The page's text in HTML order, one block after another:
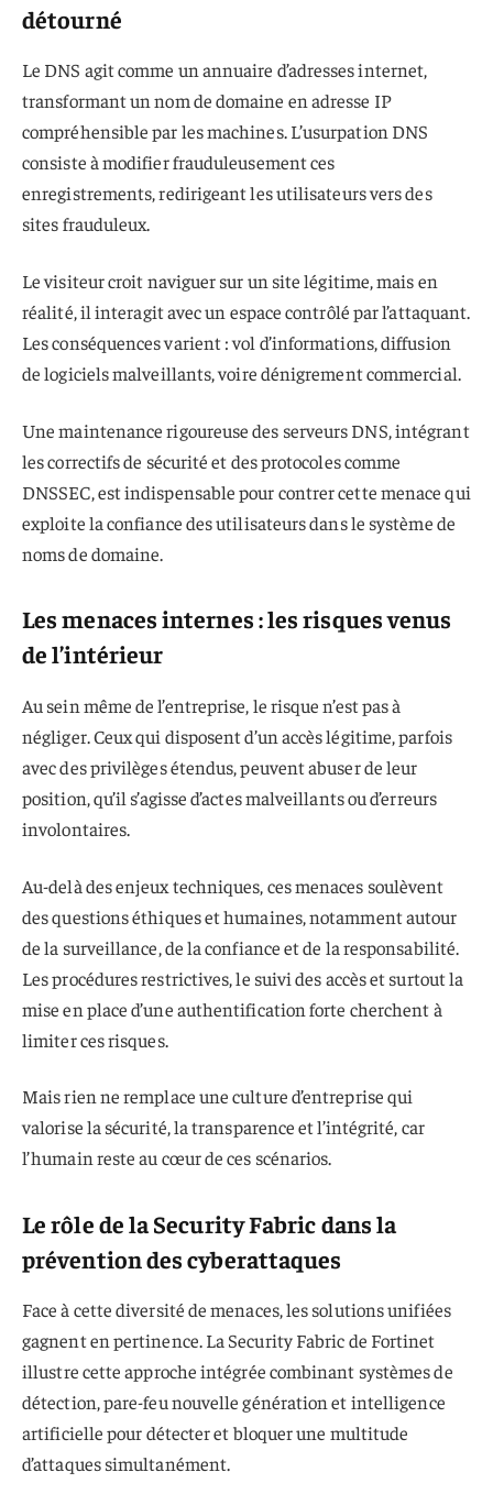
détourné
Le DNS agit comme un annuaire d’adresses internet,
transformant un nom de domaine en adresse IP
compréhensible par les machines. L’usurpation DNS
consiste à modifier frauduleusement ces
enregistrements, redirigeant les utilisateurs vers des
sites frauduleux.
Le visiteur croit naviguer sur un site légitime, mais en
réalité, il interagit avec un espace contrôlé par l’attaquant.
Les conséquences varient : vol d’informations, diffusion
de logiciels malveillants, voire dénigrement commercial.
Une maintenance rigoureuse des serveurs DNS, intégrant
les correctifs de sécurité et des protocoles comme
DNSSEC, est indispensable pour contrer cette menace qui
exploite la confiance des utilisateurs dans le système de
noms de domaine.
Les menaces internes : les risques venus
de l’intérieur
Au sein même de l’entreprise, le risque n’est pas à
négliger. Ceux qui disposent d’un accès légitime, parfois
avec des privilèges étendus, peuvent abuser de leur
position, qu’il s’agisse d’actes malveillants ou d’erreurs
involontaires.
Au-delà des enjeux techniques, ces menaces soulèvent
des questions éthiques et humaines, notamment autour
de la surveillance, de la confiance et de la responsabilité.
Les procédures restrictives, le suivi des accès et surtout la
mise en place d’une authentification forte cherchent à
limiter ces risques.
Mais rien ne remplace une culture d’entreprise qui
valorise la sécurité, la transparence et l’intégrité, car
l’humain reste au cœur de ces scénarios.
Le rôle de la Security Fabric dans la
prévention des cyberattaques
Face à cette diversité de menaces, les solutions unifiées
gagnent en pertinence. La Security Fabric de Fortinet
illustre cette approche intégrée combinant systèmes de
détection, pare-feu nouvelle génération et intelligence
artificielle pour détecter et bloquer une multitude
d’attaques simultanément.